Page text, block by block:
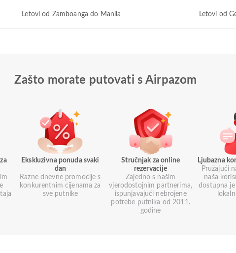
Letovi od Zamboanga do Manila Letovi od
Zašto morate putovati s Airpazom
Ekskluzivna ponuda svaki
dan
Razne dnevne promocije s
konkurentnim cijenama za
sve putnike
Stručnjak za online
rezervacije
Zajedno s našim
vjerodostojnim partnerima,
ispunjavajući nebrojene
potrebe putnika od 2011.
godine
Ljubazna
Pružajući
naša
dostupna